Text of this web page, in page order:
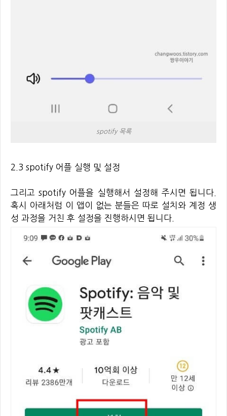
spotify 목록
2.3 spotify 어플 실행 및 설정
그리고 spotify 어플을 실행해서 설정해 주시면 됩니다.
혹시 아래처럼 이 앱이 없는 분들은 따로 설치와 계정 생
성 과정을 거친 후 설정을 진행하시면 됩니다.